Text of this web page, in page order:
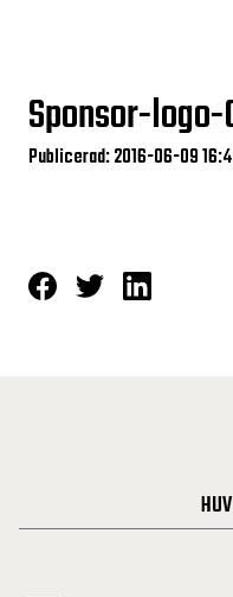
Sponsor-
Publicerad: 2016-06-09